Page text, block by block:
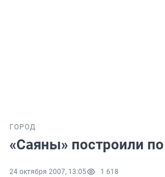
ГОРОД
«Саяны» построили
24 октября 2007, 13:05 1 618